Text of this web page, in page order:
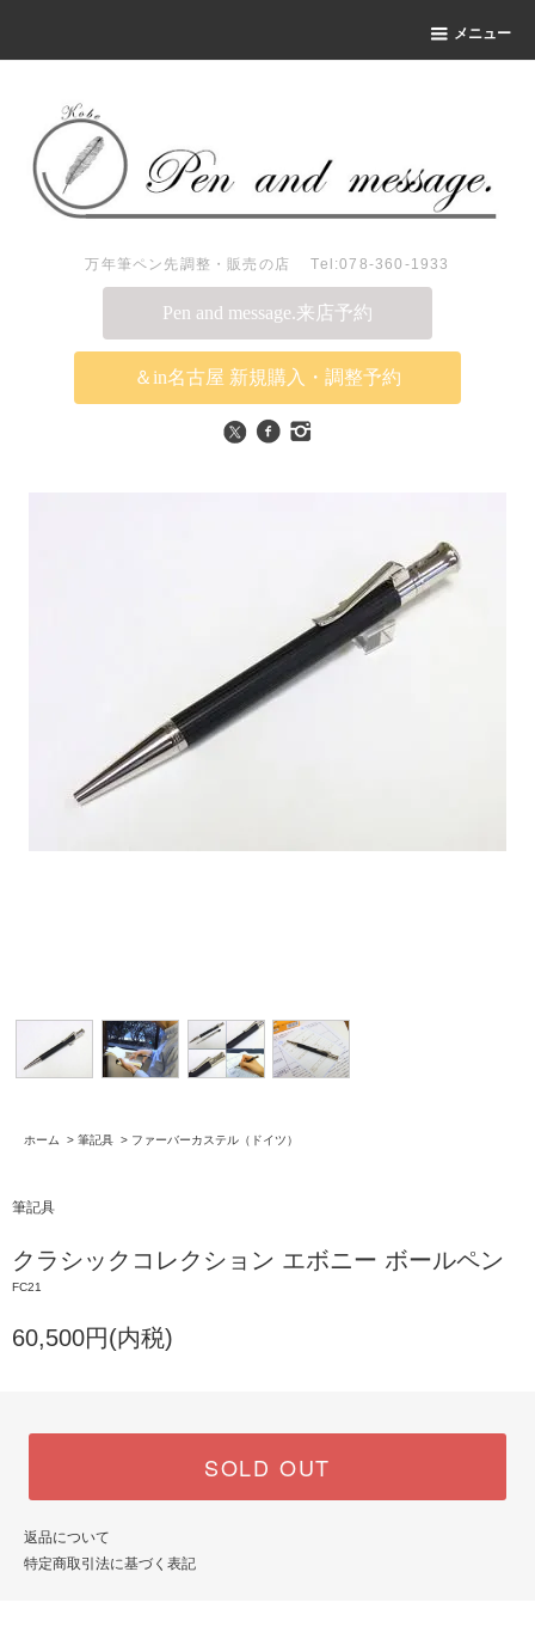
メニュー
万年筆ペン先調整・販売の店 Tel:078-360-1933
Pen and message.来店予約
＆in名古屋 新規購入・調整予約
ホーム > 筆記具 > ファーバーカステル（ドイツ）
筆記具
クラシックコレクション エボニー ボールペン
FC21
60,500円(内税)
SOLD OUT
返品について
特定商取引法に基づく表記